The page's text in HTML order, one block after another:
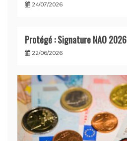
24/07/2026
Protégé : Signature NAO 2026
22/06/2026